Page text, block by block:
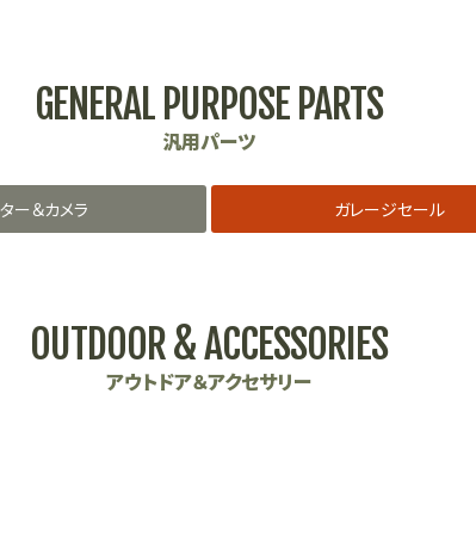
GENERAL PURPOSE PARTS
汎用パーツ
ー＆カメラ ガレージセール
OUTDOOR & ACCESSORIES
アウトドア＆アクセサリー